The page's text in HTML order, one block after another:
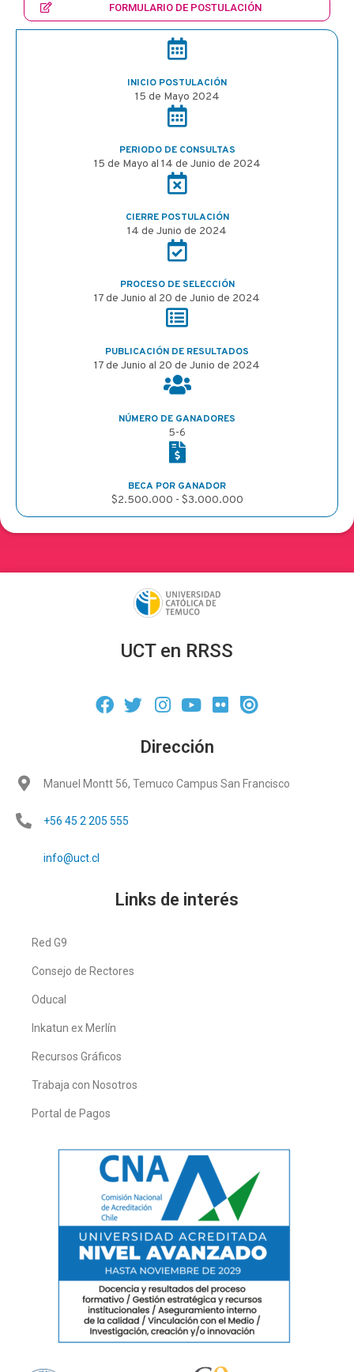
FORMULARIO DE POSTULACIÓN
INICIO POSTULACIÓN
15 de Mayo 2024
PERIODO DE CONSULTAS
15 de Mayo al 14 de Junio de 2024
CIERRE POSTULACIÓN
14 de Junio de 2024
PROCESO DE SELECCIÓN
17 de Junio al 20 de Junio de 2024
PUBLICACIÓN DE RESULTADOS
17 de Junio al 20 de Junio de 2024
NÚMERO DE GANADORES
5-6
BECA POR GANADOR
$2.500.000 - $3.000.000
UCT en RRSS
Dirección
Manuel Montt 56, Temuco Campus San Francisco
+56 45 2 205 555
info@uct.cl
Links de interés
Red G9
Consejo de Rectores
Oducal
Inkatun ex Merlín
Recursos Gráficos
Trabaja con Nosotros
Portal de Pagos